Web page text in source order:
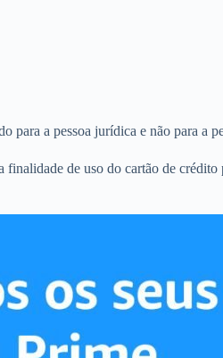
a pessoa jurídica e não para a
de uso do cartão de crédito